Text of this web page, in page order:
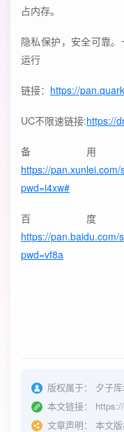
占内存。
隐私保护，安全可靠
运行
链接： https://
UC不限速链接:https://
备
https://
pwd=i4xw#
百
https://pan.baidu.com/
pwd=vf8a
版权属于：
夕子
本文链接：
文章声明：
本文